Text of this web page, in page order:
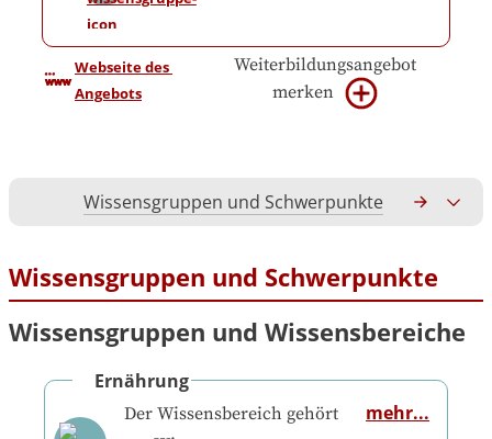
Webseite des
Angebots
Weiterbildungsangebot
merken
Wissensgruppen und Schwerpunkte
Wissensgruppen und Schwerpunkte
Wissensgruppen und Wissensbereiche
Ernährung
Der Wissensbereich gehört
mehr...